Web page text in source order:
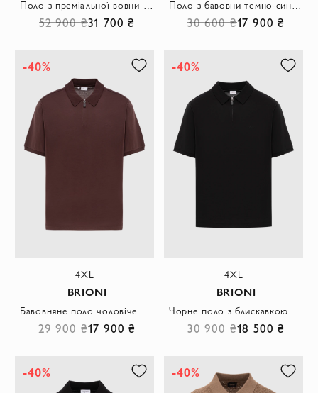
52 900 ₴31 700 ₴ 30 600 ₴17 900 ₴
-40%
4XL
BRIONI
29 900 ₴17 900 ₴
-40%
4XL
BRIONI
30 900 ₴18 500 ₴
-40% -40%